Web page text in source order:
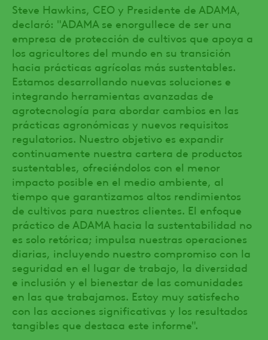
Steve Hawkins, CEO y Presidente de ADAMA,
declaró: "ADAMA se enorgullece de ser una
empresa de protección de cultivos que apoya a
los agricultores del mundo en su transición
hacia prácticas agrícolas más sustentables.
Estamos desarrollando nuevas soluciones e
integrando herramientas avanzadas de
agrotecnología para abordar cambios en las
prácticas agronómicas y nuevos requisitos
regulatorios. Nuestro objetivo es expandir
continuamente nuestra cartera de productos
sustentables, ofreciéndolos con el menor
impacto posible en el medio ambiente, al
tiempo que garantizamos altos rendimientos
de cultivos para nuestros clientes. El enfoque
práctico de ADAMA hacia la sustentabilidad no
es solo retórica; impulsa nuestras operaciones
diarias, incluyendo nuestro compromiso con la
seguridad en el lugar de trabajo, la diversidad
e inclusión y el bienestar de las comunidades
en las que trabajamos. Estoy muy satisfecho
con las acciones significativas y los resultados
tangibles que destaca este informe".